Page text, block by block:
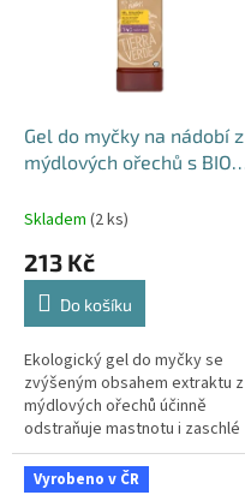
Gel do myčky na nádobí z
mýdlových ořechů s BIO
(lahev 1 l)
Skladem (2 ks)
213 Kč
Do košíku
Ekologický gel do myčky se
zvýšeným obsahem extraktu z
mýdlových ořechů účinně
odstraňuje mastnotu i zaschlé
zbytky jídel už při 40 °C.
Vyrobeno v ČR